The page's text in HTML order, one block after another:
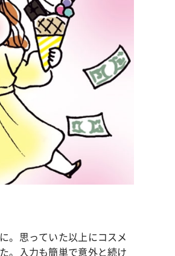
。思っていた以上にコスメ
。入力も簡単で意外と続け
7月23日～
カルチャー
【Dリーグ】Ray世代注目
集団♡ 各チームを彩る「イ
ー」特集